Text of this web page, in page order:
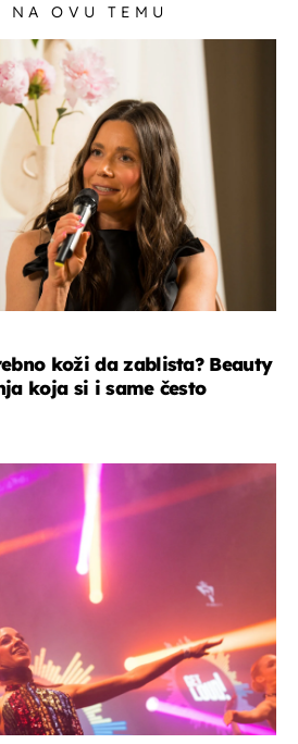
NA OVU TEMU
koži da zablista? Beauty
koja si i same često